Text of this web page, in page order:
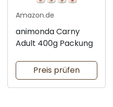
Amazon.de
animonda Carny
Adult 400g Packung
Preis prüfen